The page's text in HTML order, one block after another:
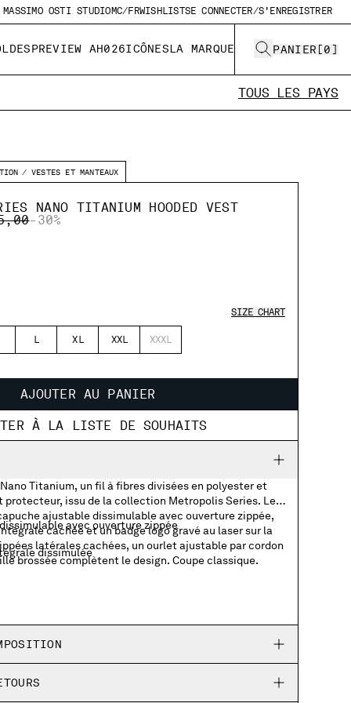
MASSIMO OSTI STUDIOMC/FRWISHLISTSE CONNECTER/S'ENREGISTRER
PREVIEW AH026ICÔNESLA MARQUE PANIER [0]
TOUS LES PAYS
VESTES ET MANTEAUX
NANO TITANIUM HOODED VEST
REDUCED FROM
TO
-30%
L XL XXL XXXL
SIZE CHART
AJOUTER AU PANIER
À LA LISTE DE SOUHAITS
Titanium, un fil à fibres divisées en polyester et
protecteur, issu de la collection Metropolis Series. Le
ajustable dissimulable avec ouverture zippée,
cachée et un badge logo gravé au laser sur la
latérales cachées, un ourlet ajustable par cordon
brossée complètent le design. Coupe classique.
avec ouverture zippée
dissimulée
la poitrine
dissimulées